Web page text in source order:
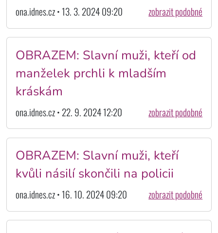
ona.idnes.cz • 13. 3. 2024 09:20 zobrazit podobné
OBRAZEM: Slavní muži, kteří od
manželek prchli k mladším
kráskám
ona.idnes.cz • 22. 9. 2024 12:20 zobrazit podobné
OBRAZEM: Slavní muži, kteří
kvůli násilí skončili na policii
ona.idnes.cz • 16. 10. 2024 09:20 zobrazit podobné